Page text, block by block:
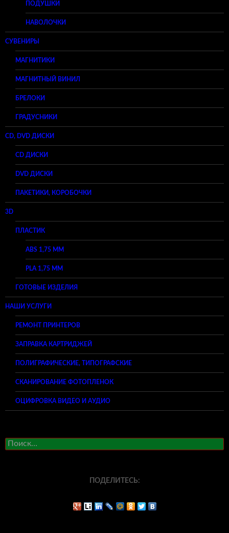
ПОДУШКИ
НАВОЛОЧКИ
СУВЕНИРЫ
МАГНИТИКИ
МАГНИТНЫЙ ВИНИЛ
БРЕЛОКИ
ГРАДУСНИКИ
CD, DVD ДИСКИ
CD ДИСКИ
DVD ДИСКИ
ПАКЕТИКИ, КОРОБОЧКИ
3D
ПЛАСТИК
ABS 1,75 ММ
PLA 1,75 ММ
ГОТОВЫЕ ИЗДЕЛИЯ
НАШИ УСЛУГИ
РЕМОНТ ПРИНТЕРОВ
ЗАПРАВКА КАРТРИДЖЕЙ
ПОЛИГРАФИЧЕСКИЕ, ТИПОГРАФСКИЕ
СКАНИРОВАНИЕ ФОТОПЛЕНОК
ОЦИФРОВКА ВИДЕО И АУДИО
Найти:
ПОДЕЛИТЕСЬ: